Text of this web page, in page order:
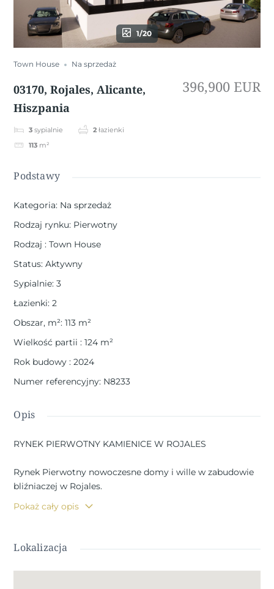
1/20
Town House Na sprzedaż
03170, Rojales, Alicante,
Hiszpania
3 sypialnie 2 łazienki
113 m²
396,900 EUR
Podstawy
Kategoria: Na sprzedaż
Rodzaj rynku: Pierwotny
Rodzaj: Town House
Status: Aktywny
Sypialnie: 3
Łazienki: 2
Obszar, m²: 113 m²
Wielkość partii: 124 m²
Rok budowy: 2024
Numer referencyjny: N8233
Opis
RYNEK PIERWOTNY KAMIENICE W ROJALES
Rynek Pierwotny nowoczesne domy i wille w zabudowie
bliźniaczej w Rojales.
Nieruchomości mają 3 sypialnie, 2 łazienki, toaletę dla
bezpośrednim dostępem do tarasu, prywatny ogród z
miejscem parkingowym.
Pokaż cały opis
Lokalizacja